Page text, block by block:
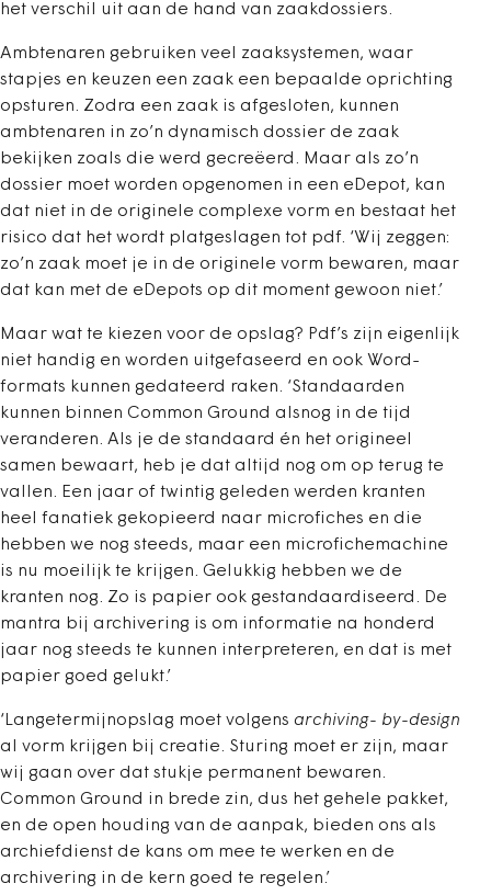
het verschil uit aan de hand van zaakdossiers.
Ambtenaren gebruiken veel zaaksystemen, waar
stapjes en keuzen een zaak een bepaalde oprichting
opsturen. Zodra een zaak is afgesloten, kunnen
ambtenaren in zo’n dynamisch dossier de zaak
bekijken zoals die werd gecreëerd. Maar als zo’n
dossier moet worden opgenomen in een eDepot, kan
dat niet in de originele complexe vorm en bestaat het
risico dat het wordt platgeslagen tot pdf. ‘Wij zeggen:
zo’n zaak moet je in de originele vorm bewaren, maar
dat kan met de eDepots op dit moment gewoon niet.’
Maar wat te kiezen voor de opslag? Pdf’s zijn eigenlijk
niet handig en worden uitgefaseerd en ook Word-
formats kunnen gedateerd raken. ‘Standaarden
kunnen binnen Common Ground alsnog in de tijd
veranderen. Als je de standaard én het origineel
samen bewaart, heb je dat altijd nog om op terug te
vallen. Een jaar of twintig geleden werden kranten
heel fanatiek gekopieerd naar microfiches en die
hebben we nog steeds, maar een microfichemachine
is nu moeilijk te krijgen. Gelukkig hebben we de
kranten nog. Zo is papier ook gestandaardiseerd. De
mantra bij archivering is om informatie na honderd
jaar nog steeds te kunnen interpreteren, en dat is met
papier goed gelukt.’
‘Langetermijnopslag moet volgens archiving- by-design
al vorm krijgen bij creatie. Sturing moet er zijn, maar
wij gaan over dat stukje permanent bewaren.
Common Ground in brede zin, dus het gehele pakket,
en de open houding van de aanpak, bieden ons als
archiefdienst de kans om mee te werken en de
archivering in de kern goed te regelen.’